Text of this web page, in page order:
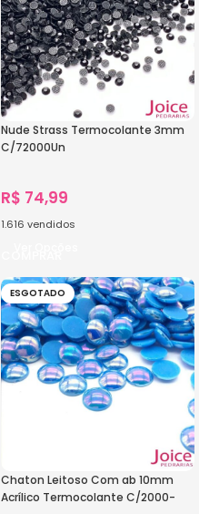
Nude Strass Termocolante 3mm
C/72000Un
R$ 74,99
1.616 vendidos
ESGOTADO
Chaton Leitoso Com ab 10mm
Acrílico Termocolante C/2000-